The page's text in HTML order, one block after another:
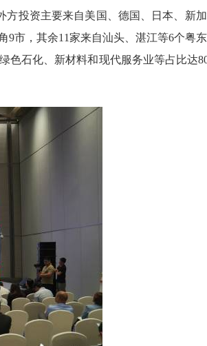
方投资主要来自美国、德国、日本、新
9市，其余11家来自汕头、湛江等6个粤
色石化、新材料和现代服务业等占比达